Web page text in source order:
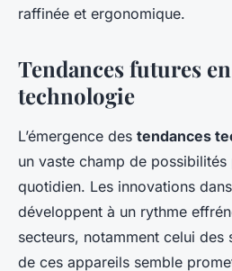
raffinée et ergonomique.
Tendances futures
technologie
L’émergence des tendances
un vaste champ de
quotidien. Les innovations
développent à un rythme
secteurs, notamment celui des
de ces appareils semble